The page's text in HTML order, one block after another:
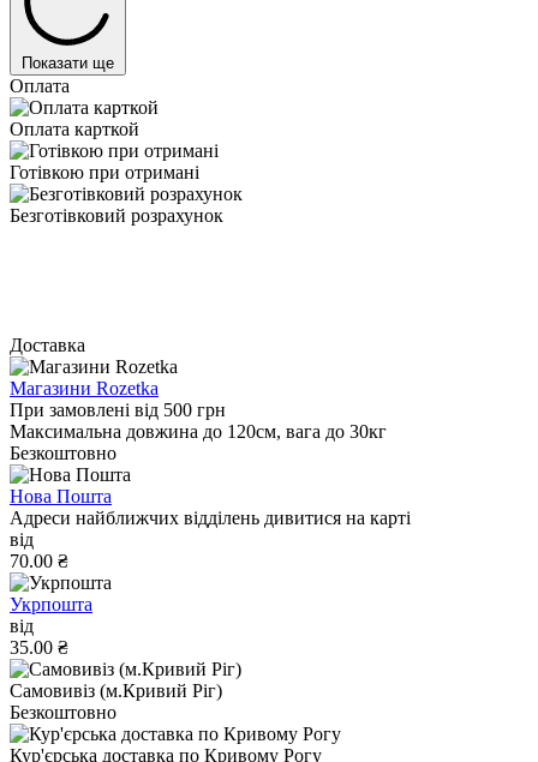
Показати ще
Оплата
Оплата карткой
Готівкою при отримані
Безготівковий розрахунок
Доставка
Магазини Rozetka
При замовлені від 500 грн
Максимальна довжина до 120см, вага до 30кг
Безкоштовно
Нова Пошта
Адреси найближчих відділень дивитися на карті
від
70.00 ₴
Укрпошта
від
35.00 ₴
Самовивіз (м.Кривий Ріг)
Безкоштовно
Кур'єрська доставка по Кривому Рогу